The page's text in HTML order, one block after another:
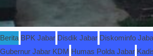
Berita BPK Jabar Disdik Jabar Diskominfo
Gubernur Jabar KDM Humas Polda Jabar